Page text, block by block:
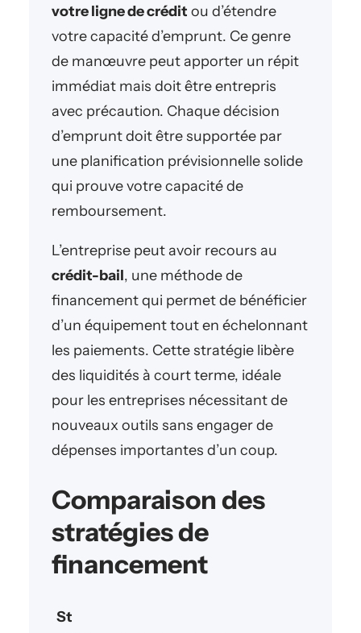
votre ligne de crédit ou d’étendre
votre capacité d’emprunt. Ce genre
de manœuvre peut apporter un répit
immédiat mais doit être entrepris
avec précaution. Chaque décision
d’emprunt doit être supportée par
une planification prévisionnelle solide
qui prouve votre capacité de
remboursement.
L’entreprise peut avoir recours au
crédit-bail, une méthode de
financement qui permet de bénéficier
d’un équipement tout en échelonnant
les paiements. Cette stratégie libère
des liquidités à court terme, idéale
pour les entreprises nécessitant de
nouveaux outils sans engager de
dépenses importantes d’un coup.
Comparaison des
stratégies de
financement
St